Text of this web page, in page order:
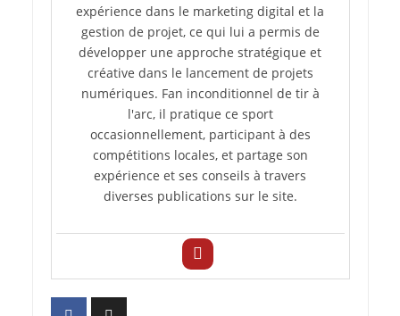
expérience dans le marketing digital et la
gestion de projet, ce qui lui a permis de
développer une approche stratégique et
créative dans le lancement de projets
numériques. Fan inconditionnel de tir à
l'arc, il pratique ce sport
occasionnellement, participant à des
compétitions locales, et partage son
expérience et ses conseils à travers
diverses publications sur le site.